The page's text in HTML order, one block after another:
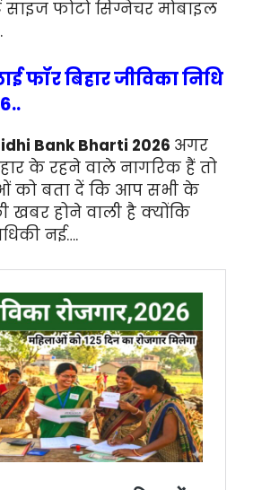
साइज फोटो सिग्नेचर मोबाइल
फॉर बिहार जीविका निधि
Bank Bharti 2026 अगर
के रहने वाले नागरिक हैं तो
को बता दें कि आप सभी के
खबर होने वाली है क्योंकि
नई….